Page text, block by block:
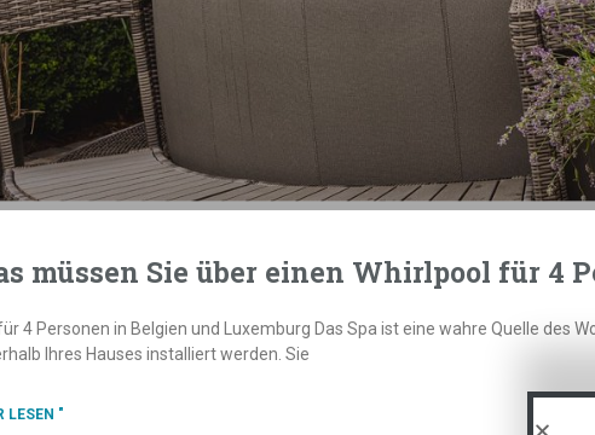
müssen Sie über einen Whirlpool für 4
4 Personen in Belgien und Luxemburg Das Spa ist eine wahre Quelle des
Ihres Hauses installiert werden. Sie
LESEN "